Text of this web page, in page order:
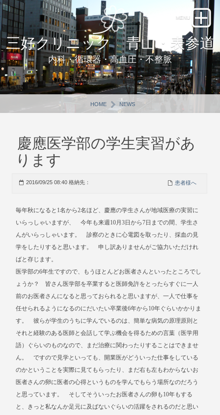
三好クリニック 青山・表参道
内科・循環器・高血圧・不整脈
HOME NEWS
慶應医学部の学生実習があ
ります
2016/09/25 08:40 格納先： 患者様へ
毎年秋になると1名から2名ほど、慶應の学生さんが地域医療の実習に
いらっしゃいますが、 今年も来週10月3日から7日までの間、学生さ
んがいらっしゃいます。 診察のときに心電図を取ったり、採血の見
学をしたりすると思います。 申し訳ありませんがご協力いただけれ
ばと存じます。
医学部の6年生ですので、もうほとんどお医者さんといったところでし
ょうか？ 皆さん医学部を卒業すると医師免許をとったらすぐに一人
前のお医者さんになると思っておられると思いますが、一人で仕事を
任せられるようになるのにだいたい卒業後6年から10年ぐらいかかりま
す。 彼らが学生のうちに学んでいるのは、簡単な病気の原理原則と
それと経験のある医師と会話して学ぶ機会を得るための言葉（医学用
語）ぐらいのものなので、まだ治療に関わったりすることはできませ
ん。 ですので見学といっても、開業医がどういった仕事をしている
のかということを実際に見てもらったり、まだ右も左もわからないお
医者さんの卵に医者の心得というものを学んでもらう場所なのだろう
と思っています。 そしてそういったお医者さんの卵も10年もする
と、きっと私なんか足元に及ばないぐらいの活躍をされるのだと思い